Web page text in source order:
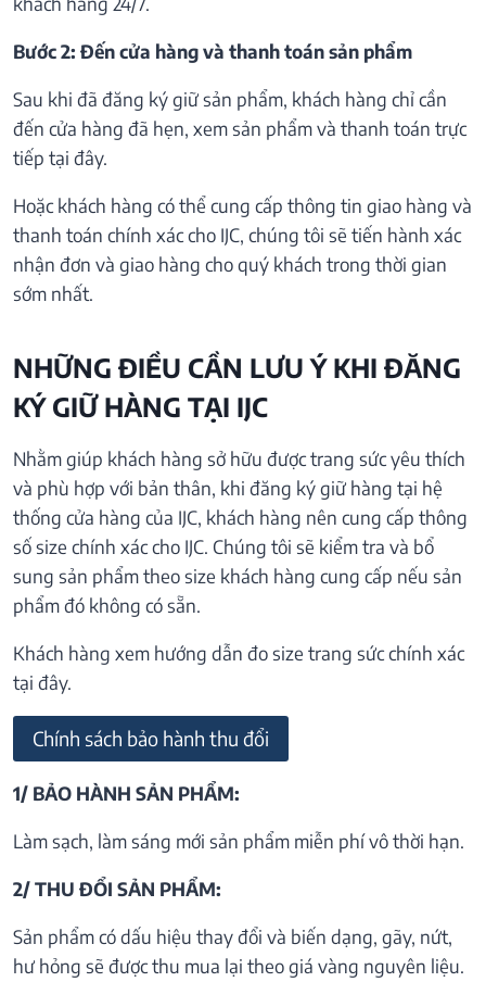
Bước 2: Đến cửa hàng và thanh toán sản phẩm
Sau khi đã đăng ký giữ sản phẩm, khách hàng chỉ cần
đến cửa hàng đã hẹn, xem sản phẩm và thanh toán trực
tiếp tại đây.
Hoặc khách hàng có thể cung cấp thông tin giao hàng và
thanh toán chính xác cho IJC, chúng tôi sẽ tiến hành xác
nhận đơn và giao hàng cho quý khách trong thời gian
sớm nhất.
NHỮNG ĐIỀU CẦN LƯU Ý KHI ĐĂNG
KÝ GIỮ HÀNG TẠI IJC
Nhằm giúp khách hàng sở hữu được trang sức yêu thích
và phù hợp với bản thân, khi đăng ký giữ hàng tại hệ
thống cửa hàng của IJC, khách hàng nên cung cấp thông
số size chính xác cho IJC. Chúng tôi sẽ kiểm tra và bổ
sung sản phẩm theo size khách hàng cung cấp nếu sản
phẩm đó không có sẵn.
Khách hàng xem hướng dẫn đo size trang sức chính xác
tại đây.
Chính sách bảo hành thu đổi
1/ BẢO HÀNH SẢN PHẨM:
Làm sạch, làm sáng mới sản phẩm miễn phí vô thời hạn.
2/ THU ĐỔI SẢN PHẨM:
Sản phẩm có dấu hiệu thay đổi và biến dạng, gãy, nứt,
hư hỏng sẽ được thu mua lại theo giá vàng nguyên liệu.